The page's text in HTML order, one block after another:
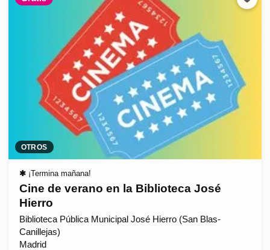
OTROS
✱ ¡Termina mañana!
Cine de verano en la Biblioteca José
Hierro
Biblioteca Pública Municipal José Hierro (San Blas-
Canillejas)
Madrid